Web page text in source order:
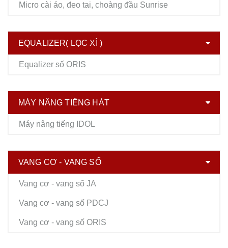
Micro cài áo, đeo tai, choàng đầu Sunrise
EQUALIZER( LỌC XÌ )
Equalizer số ORIS
MÁY NÂNG TIẾNG HÁT
Máy nâng tiếng IDOL
VANG CƠ - VANG SỐ
Vang cơ - vang số JA
Vang cơ - vang số PDCJ
Vang cơ - vang số ORIS